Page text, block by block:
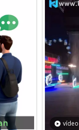
vídeo